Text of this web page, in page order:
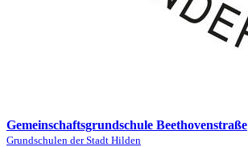
Gemeinschaftsgrundschule Beethovenstraße
Grundschulen der Stadt Hilden